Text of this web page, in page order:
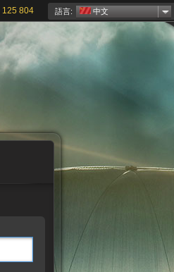
125 804 語言: 中文